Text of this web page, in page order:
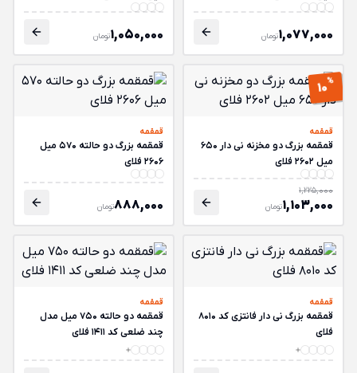
1,077,000تومان 1,050,000تومان
10%
قمقمه
قمقمه بزرگ دو مخزنه نی دار 650
میل 2602 فلای
1,225,000
1,103,000تومان
قمقمه
قمقمه بزرگ دو حالته 570 میل
2606 فلای
888,000تومان
قمقمه
قمقمه بزرگ نی دار فانتزی کد 8010
فلای
قمقمه
قمقمه دو حالته 750 میل مدل
چند ضلعی کد 1411 فلای